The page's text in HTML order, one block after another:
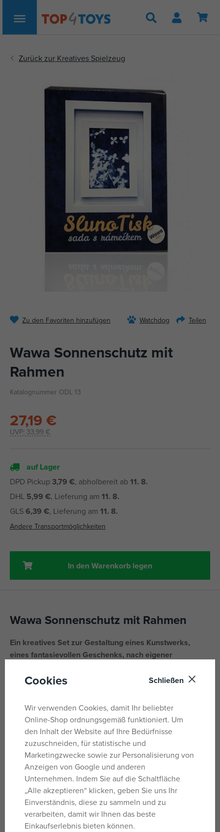
Suche
Zu den Favoriten hinzufügen Watchdog Teilen
Wawa Sonnenschutz mit
Rahmen
Katalognummer ODL 13
UVP: 33,99 €
27,19 €
auf Lager
DPD Pickup 3,79 €, abholbereit ab 11. 8.
DHL 5,99 €, Lieferung am 11. 8.
GLS6,39 €, Lieferung am 11. 8.
Andere Transportmöglichkeiten
In den Warenkorb legen
Wawa Sonnenschutz mit Rahmen
Ein kreatives Set zur Gestaltung eines Kunstwerks,
eines fantasievollen Geschenks, nach eigener
Kann bemalt und ausgemalt werden. Die Entwicklung
Bilder, Pflanzen und andere Materialien verwenden, um
dein eigenes, einzigartiges Werk zu schaffen!
Das Set beinhaltet:
Weiß lackierter Rahmen
Passepartout
5 Blatt lichtempfindliches Papier, Größe A5
transparente Folie
Handschuh
Gebrauchsanweisung
Cookies Schließen
Wir verwenden Cookies, damit Ihr beliebter
Online-Shop ordnungsgemäß funktioniert. Um
den Inhalt der Website auf Ihre Bedürfnisse
zuzuschneiden, für statistische und
Marketingzwecke sowie zur Personalisierung von
Anzeigen von Google und anderen
Unternehmen. Indem Sie auf die Schaltfläche
„Alle akzeptieren“ klicken, geben Sie uns Ihr
Einverständnis, diese zu sammeln und zu
verarbeiten, damit wir Ihnen das beste
Einkaufserlebnis bieten können.